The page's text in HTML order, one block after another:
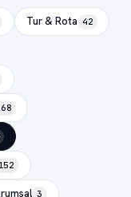
Tur & Rota 42
152
3